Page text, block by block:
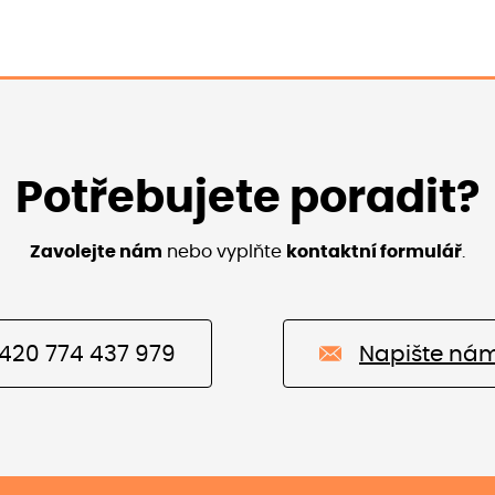
Potřebujete poradit?
Zavolejte nám nebo vyplňte kontaktní formulář.
774 437 979 Napište